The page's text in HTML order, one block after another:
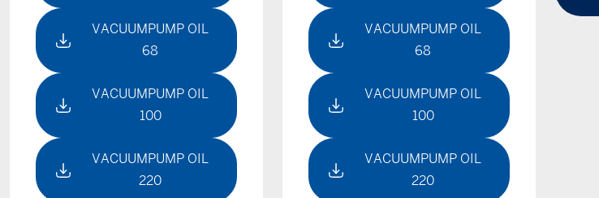
VACUUMPUMP OIL
68
VACUUMPUMP OIL
100
VACUUMPUMP OIL
220
VACUUMPUMP OIL
68
VACUUMPUMP OIL
100
VACUUMPUMP OIL
220